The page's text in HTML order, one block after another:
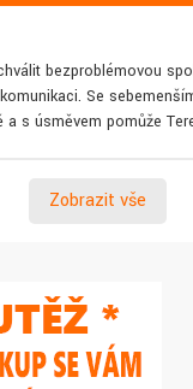
bezproblémovou
Se
a s úsměvem pomůže
Zobrazit vše